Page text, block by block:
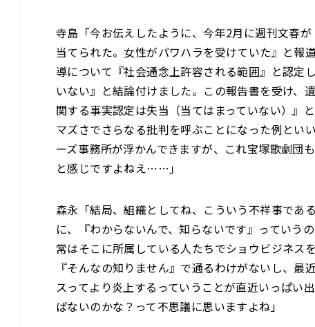
寺島「今お伝えしたように、今年2月に週刊文春
当てられた。女性がパワハラを受けていた』と報
導について『社会通念上許容される範囲』と認定
いない』と結論付けました。この報告書を受け、
関する事実認定は失当（当てはまっていない）』
マズさでさらなる批判を呼ぶことになった例とい
ーズ事務所が浮かんできますが、これ宝塚歌劇団
と感じですよねえ……」
森永「結局、組織としてね、こういう不祥事であ
に、『わからないんで、知らないです』っていう
常はそこに所属している人たちでショウビジネス
『そんなの知りません』で通るわけがないし、最
スってより炎上するっていうことが直近いっぱい
ばないのかな？って不思議に思いますよね」